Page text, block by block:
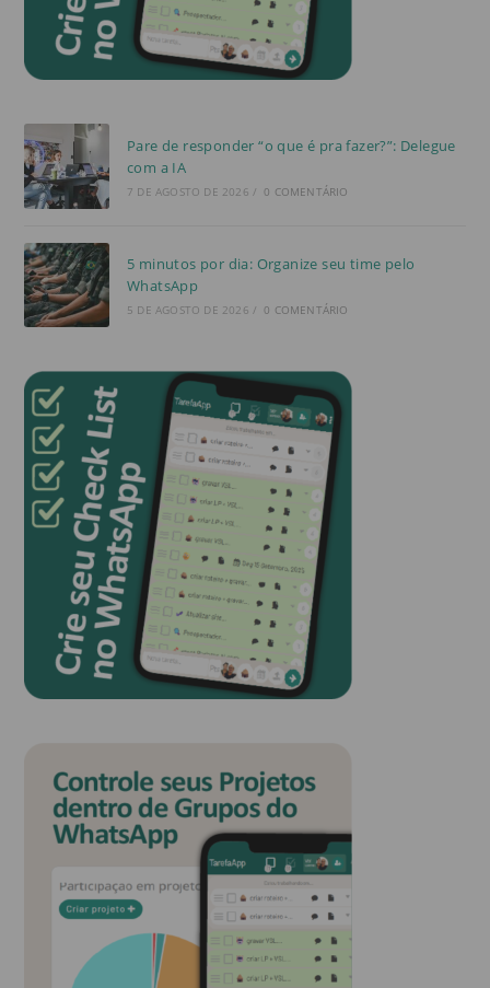
Pare de responder “o que é pra fazer?”: Delegue
com a IA
7 DE AGOSTO DE 2026 / 0 COMENTÁRIO
5 minutos por dia: Organize seu time pelo
WhatsApp
5 DE AGOSTO DE 2026 / 0 COMENTÁRIO